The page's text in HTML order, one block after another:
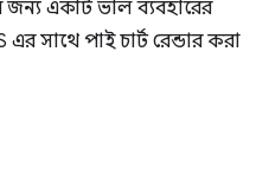
একটি ভাল ব্যবহারের
এর সাথে পাই চার্ট রেন্ডার করা